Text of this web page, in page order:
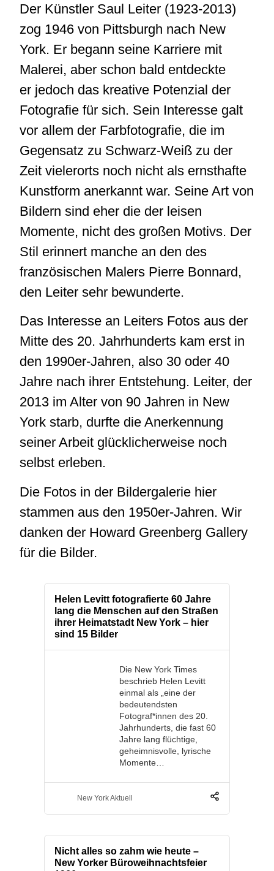
Der Künstler Saul Leiter (1923-2013)
zog 1946 von Pittsburgh nach New
York. Er begann seine Karriere mit
Malerei, aber schon bald entdeckte
er jedoch das kreative Potenzial der
Fotografie für sich. Sein Interesse galt
vor allem der Farbfotografie, die im
Gegensatz zu Schwarz-Weiß zu der
Zeit vielerorts noch nicht als ernsthafte
Kunstform anerkannt war. Seine Art von
Bildern sind eher die der leisen
Momente, nicht des großen Motivs. Der
Stil erinnert manche an den des
französischen Malers Pierre Bonnard,
den Leiter sehr bewunderte.
Das Interesse an Leiters Fotos aus der
Mitte des 20. Jahrhunderts kam erst in
den 1990er-Jahren, also 30 oder 40
Jahre nach ihrer Entstehung. Leiter, der
2013 im Alter von 90 Jahren in New
York starb, durfte die Anerkennung
seiner Arbeit glücklicherweise noch
selbst erleben.
Die Fotos in der Bildergalerie hier
stammen aus den 1950er-Jahren. Wir
danken der Howard Greenberg Gallery
für die Bilder.
Helen Levitt fotografierte 60 Jahre
lang die Menschen auf den Straßen
ihrer Heimatstadt New York – hier
sind 15 Bilder
Die New York Times
beschrieb Helen Levitt
einmal als „eine der
bedeutendsten
Fotograf*innen des 20.
Jahrhunderts, die fast 60
Jahre lang flüchtige,
geheimnisvolle, lyrische
Momente…
New York Aktuell
Nicht alles so zahm wie heute –
New Yorker Büroweihnachtsfeier